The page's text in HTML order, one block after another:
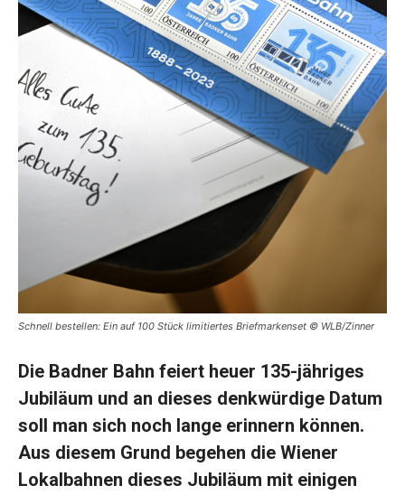
Schnell bestellen: Ein auf 100 Stück limitiertes Briefmarkenset © WLB/Zinner
Die Badner Bahn feiert heuer 135-jähriges
Jubiläum und an dieses denkwürdige Datum
soll man sich noch lange erinnern können.
Aus diesem Grund begehen die Wiener
Lokalbahnen dieses Jubiläum mit einigen